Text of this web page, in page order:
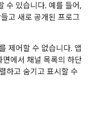
수 있습니다. 예를 들어,
고 새로 공개된 프로그
제어할 수 없습니다. 앱
에서 채널 목록의 하단
하고 숨기고 표시할 수